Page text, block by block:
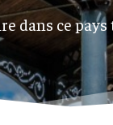
dans ce